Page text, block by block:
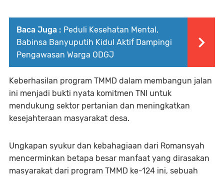
Baca Juga : Peduli Kesehatan Mental,
Babinsa Banyuputih Kidul Aktif Dampingi
Pengawasan Warga ODGJ
Keberhasilan program TMMD dalam membangun jalan
ini menjadi bukti nyata komitmen TNI untuk
mendukung sektor pertanian dan meningkatkan
kesejahteraan masyarakat desa.
Ungkapan syukur dan kebahagiaan dari Romansyah
mencerminkan betapa besar manfaat yang dirasakan
masyarakat dari program TMMD ke-124 ini, sebuah